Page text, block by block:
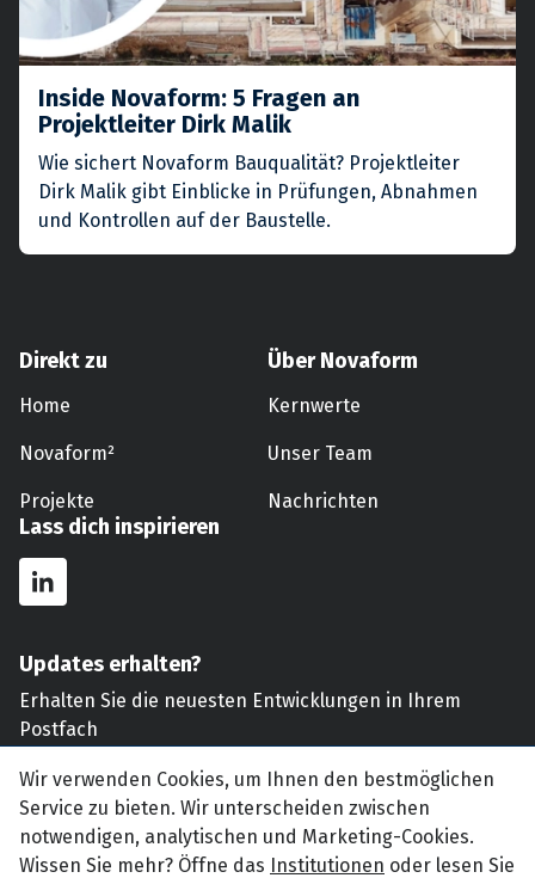
Inside Novaform: 5 Fragen an
Projektleiter Dirk Malik
Wie sichert Novaform Bauqualität? Projektleiter
Dirk Malik gibt Einblicke in Prüfungen, Abnahmen
und Kontrollen auf der Baustelle.
Direkt zu
Home
Novaform²
Projekte
Über Novaform
Kernwerte
Unser Team
Nachrichten
Lass dich inspirieren
Updates erhalten?
Erhalten Sie die neuesten Entwicklungen in Ihrem
Postfach
Verschicken
Wir verwenden Cookies, um Ihnen den bestmöglichen
Service zu bieten. Wir unterscheiden zwischen
notwendigen, analytischen und Marketing-Cookies.
Wissen Sie mehr? Öffne das Institutionen oder lesen Sie